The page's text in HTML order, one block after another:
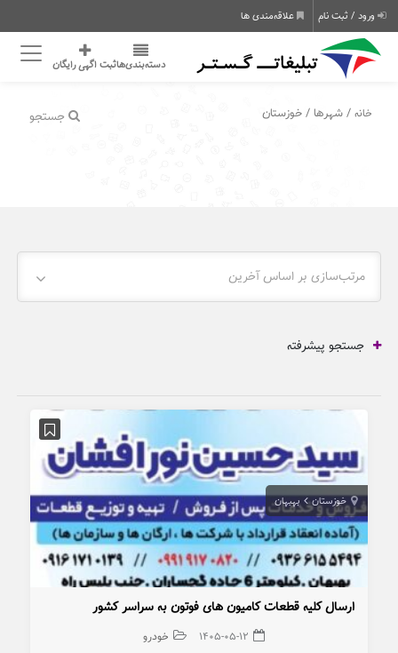
ورود / ثبت نام علاقه‌مندی ها
دسته‌بندی‌هاثبت اگهی رایگان
جستجو خانه / شهرها / خوزستان
مرتب‌سازی بر اساس آخرین
جستجو پیشرفته
خوزستان بهبهان
ارسال کلیه قطعات کامیون های فوتون به سراسر کشور
۱۴۰۵-۰۵-۱۲ خودرو